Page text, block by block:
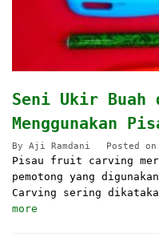
Seni Ukir Buah
Menggunakan
By Aji Ramdani Posted on
Pisau fruit carving
pemotong yang
Carving sering
more